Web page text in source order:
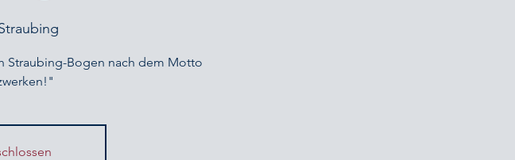
Straubing-Bogen nach dem Motto